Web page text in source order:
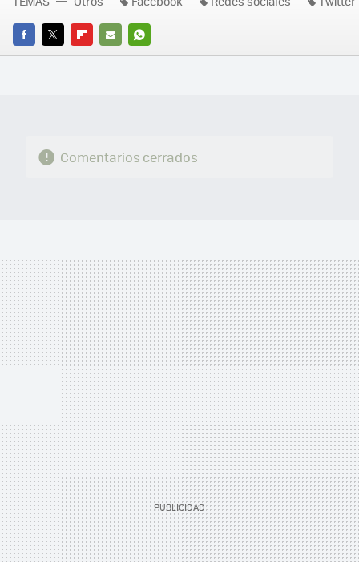
FACEBOOK
TWITTERFLIPBOARD
E-
WHATSAPP
Comentarios cerrados